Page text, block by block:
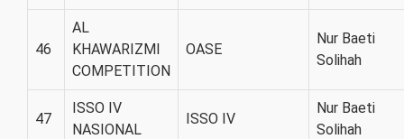
46
AL
KHAWARIZMI
COMPETITION
OASE
Nur Baeti
Solihah
47
ISSO IV
NASIONAL
ISSO IV
Nur Baeti
Solihah